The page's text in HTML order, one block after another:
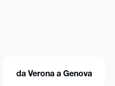
da Verona a Genova